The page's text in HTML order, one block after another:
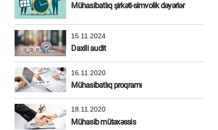
Mühasibatlıq şirkəti-simvolik dəyərlər
15.11.2024
Daxili audit
16.11.2020
Mühasibatlıq proqramı
18.11.2020
Mühasib mütəxəssis